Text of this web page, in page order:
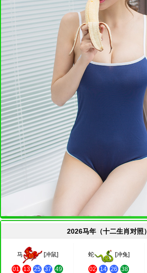
2026马年（十二生肖对照）
马 [冲鼠]
01 13 25 37 49
蛇 [冲兔]
02 14 26 38